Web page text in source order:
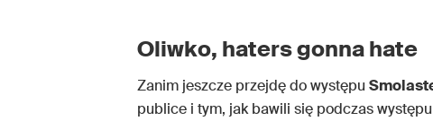
Oliwko, haters gonna hate
Zanim jeszcze przejdę do występu
publice i tym, jak bawili się podczas występu